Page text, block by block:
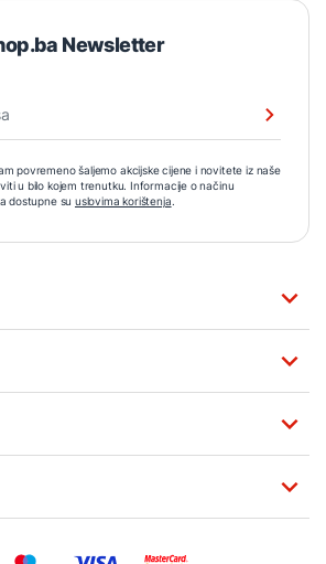
Newsletter
povremeno šaljemo akcijske cijene i novitete iz naše
u bilo kojem trenutku. Informacije o načinu
dostupne su uslovima korištenja.